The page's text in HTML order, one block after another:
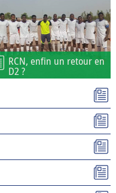
RCN, enfin un retour en
D2 ?